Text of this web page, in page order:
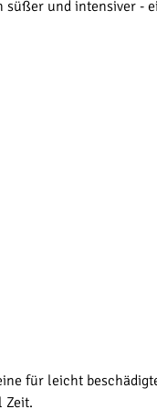
und intensiver -
für leicht
Zeit.